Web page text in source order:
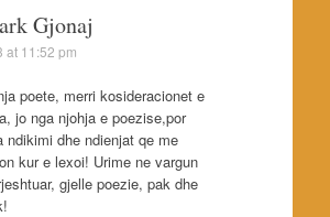
Gjonaj
at 11:52 pm
poete, merri kosideracionet e
jo nga njohja e poezise,por
ndikimi dhe ndienjat qe me
kur e lexoi! Urime ne vargun
gjelle poezie, pak dhe